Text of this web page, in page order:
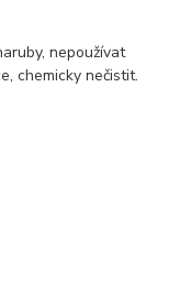
nepoužívat
chemicky nečistit.